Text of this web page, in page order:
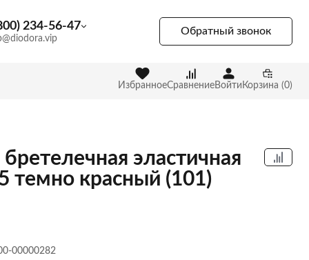
234-56-47 Обратный звонок
ИзбранноеСравнениеВойти Корзина (0)
эластичная
темно красный (101)
00000282